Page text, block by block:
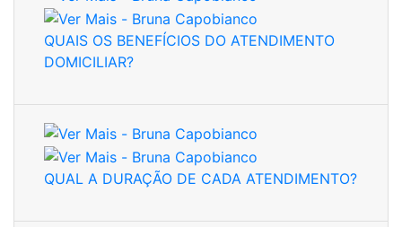
QUAIS OS BENEFÍCIOS DO ATENDIMENTO
DOMICILIAR?
QUAL A DURAÇÃO DE CADA ATENDIMENTO?